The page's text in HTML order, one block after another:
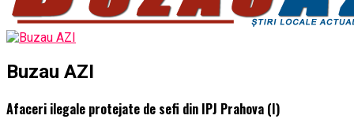
Buzau AZI
Afaceri ilegale protejate de sefi din IPJ Prahova (I)